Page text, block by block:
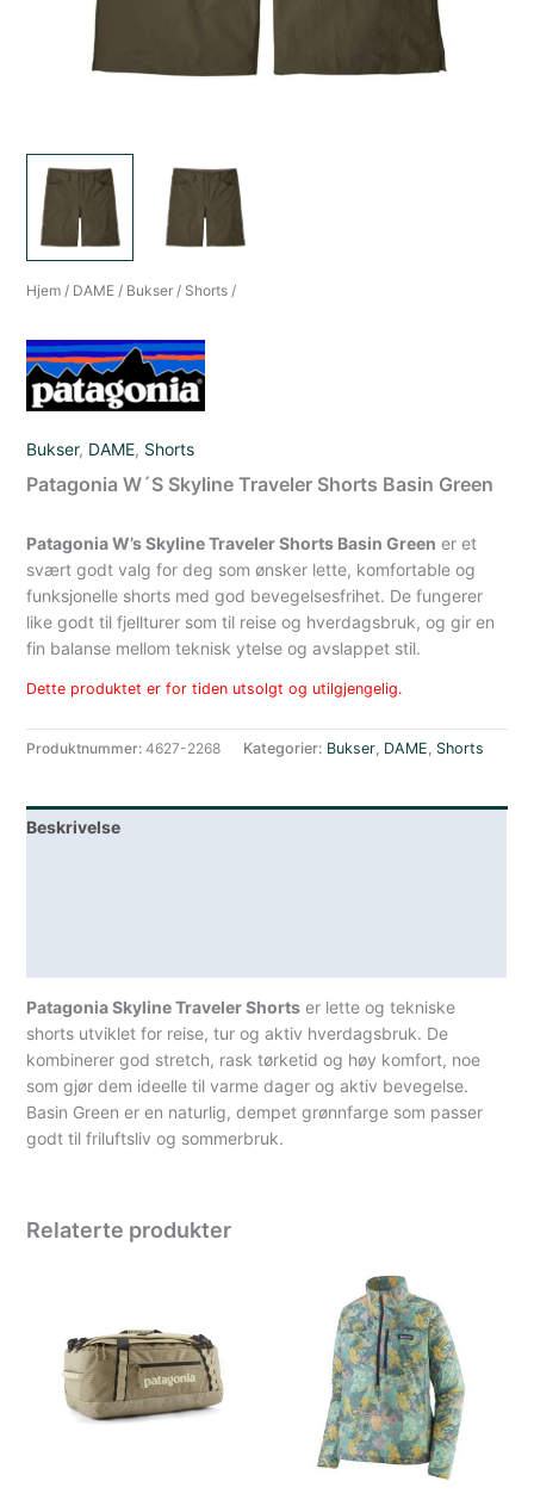
Hjem / DAME / Bukser / Shorts /
Bukser, DAME, Shorts
Patagonia W´S Skyline Traveler Shorts Basin Green
Patagonia W’s Skyline Traveler Shorts Basin Green er et
svært godt valg for deg som ønsker lette, komfortable og
funksjonelle shorts med god bevegelsesfrihet. De fungerer
like godt til fjellturer som til reise og hverdagsbruk, og gir en
fin balanse mellom teknisk ytelse og avslappet stil.
Dette produktet er for tiden utsolgt og utilgjengelig.
Produktnummer:4627-2268 Kategorier: Bukser, DAME, Shorts
Beskrivelse
Patagonia Skyline Traveler Shorts er lette og tekniske
shorts utviklet for reise, tur og aktiv hverdagsbruk. De
kombinerer god stretch, rask tørketid og høy komfort, noe
som gjør dem ideelle til varme dager og aktiv bevegelse.
Basin Green er en naturlig, dempet grønnfarge som passer
godt til friluftsliv og sommerbruk.
Relaterte produkter